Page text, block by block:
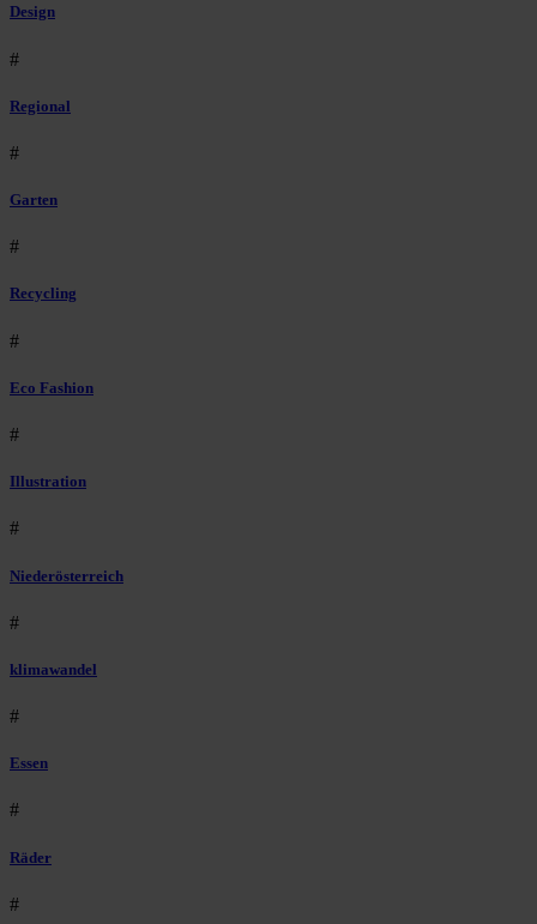
Design
#
Regional
#
Garten
#
Recycling
#
Eco Fashion
#
Illustration
#
Niederösterreich
#
klimawandel
#
Essen
#
Räder
#